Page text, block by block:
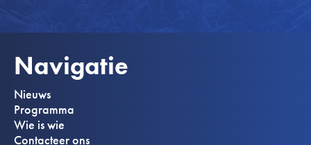
Navigatie
Nieuws
Programma
Wie is wie
Contacteer ons